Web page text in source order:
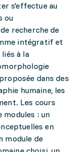
s'effectue au
ou
recherche de
intégratif et
à la
dans des
humaine, les
Les cours
modules : un
en
module de